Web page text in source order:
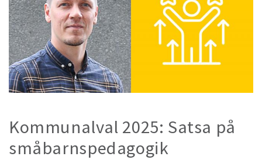
Kommunalval 2025: Satsa på
småbarnspedagogik